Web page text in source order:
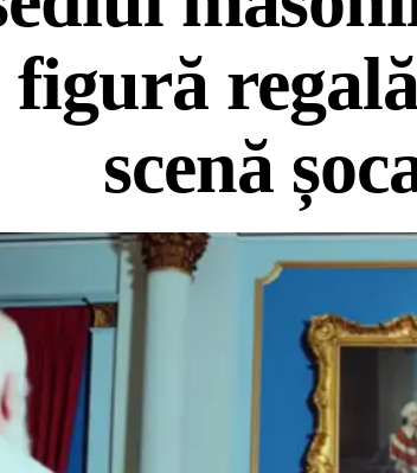
figură
scenă